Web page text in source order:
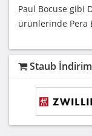
Paul Bocuse gibi
ürünlerinde Pera
Staub